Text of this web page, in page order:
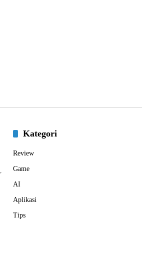
Kategori
Review
Game
AI
Aplikasi
Tips